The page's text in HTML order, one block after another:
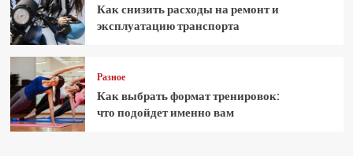
Как снизить расходы на ремонт и
эксплуатацию транспорта
Разное
Как выбрать формат тренировок:
что подойдет именно вам